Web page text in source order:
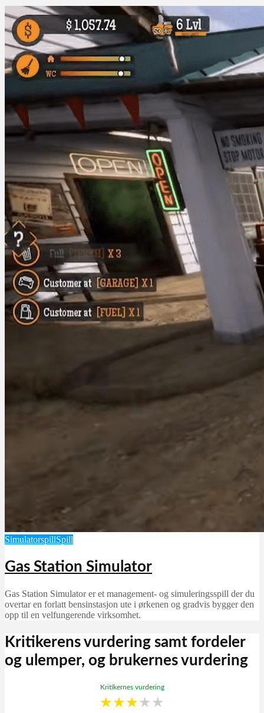
SimulatorspillSpill
Gas Station Simulator
Gas Station Simulator er et management- og simuleringsspill der du
overtar en forlatt bensinstasjon ute i ørkenen og gradvis bygger den
opp til en velfungerende virksomhet.
Kritikerens vurdering samt fordeler
og ulemper, og brukernes vurdering
Kritikernes vurdering
★★★★★